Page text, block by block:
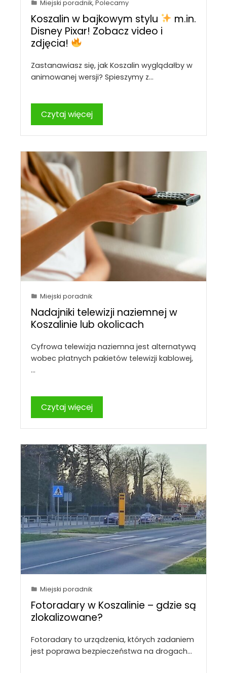
Miejski poradnik, Polecamy
Koszalin w bajkowym stylu
m.in.
Disney Pixar! Zobacz video i
zdjęcia!
Zastanawiasz się, jak Koszalin wyglądałby w
animowanej wersji? Spieszymy z…
Czytaj więcej
Miejski poradnik
Nadajniki telewizji naziemnej w
Koszalinie lub okolicach
Cyfrowa telewizja naziemna jest alternatywą
wobec płatnych pakietów telewizji kablowej,
…
Czytaj więcej
Miejski poradnik
Fotoradary w Koszalinie – gdzie są
zlokalizowane?
Fotoradary to urządzenia, których zadaniem
jest poprawa bezpieczeństwa na drogach…